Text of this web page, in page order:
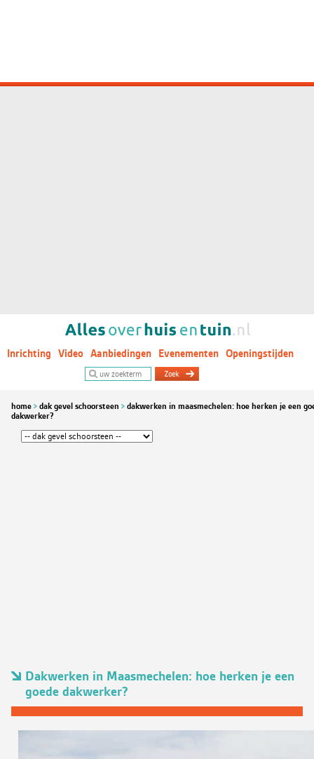
Inrichting Video Aanbiedingen Evenementen Openingstijden
home dak gevel schoorsteen
dakwerken in maasmechelen: hoe herken je een
dakwerker?
Dakwerken in Maasmechelen: hoe herken je een
goede dakwerker?